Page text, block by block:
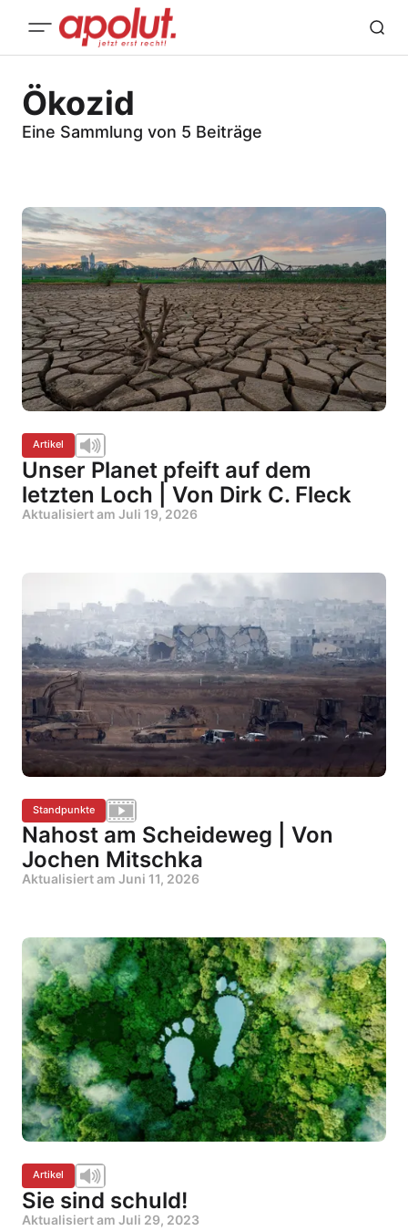
Ökozid
Eine Sammlung von 5 Beiträge
Artikel
Unser Planet pfeift auf dem
letzten Loch | Von Dirk C. Fleck
Aktualisiert am Juli 19, 2026
Standpunkte
Nahost am Scheideweg | Von
Jochen Mitschka
Aktualisiert am Juni 11, 2026
Artikel
Sie sind schuld!
Aktualisiert am Juli 29, 2023